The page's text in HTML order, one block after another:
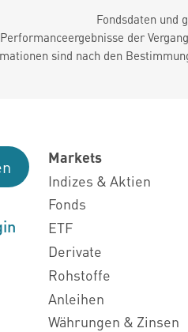
Fondsdaten und
Performanceergebnisse der
sind nach den
Markets
Indizes & Aktien
Fonds
ETF
Derivate
Rohstoffe
Anleihen
Währungen & Zinsen